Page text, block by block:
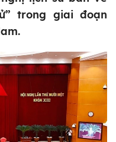
trong giai đoạn